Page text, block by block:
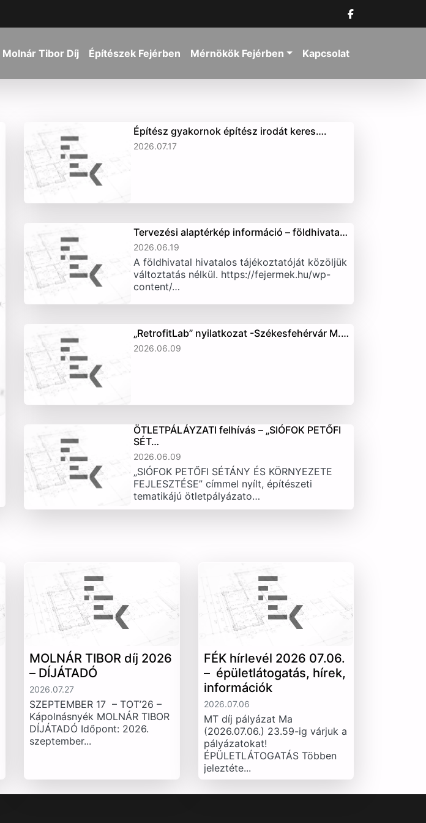
Molnár Tibor Díj Építészek Fejérben Mérnökök Fejérben Kapcsolat
Építész gyakornok építész irodát keres….
2026.07.17
Tervezési alaptérkép információ – földhivata…
2026.06.19
A földhivatal hivatalos tájékoztatóját közöljük
változtatás nélkül. https://fejermek.hu/wp-
content/…
„RetrofitLab” nyilatkozat -Székesfehérvár M.…
2026.06.09
ÖTLETPÁLÁYZATI felhívás – „SIÓFOK PETŐFI
SÉT…
2026.06.09
„SIÓFOK PETŐFI SÉTÁNY ÉS KÖRNYEZETE
FEJLESZTÉSE” címmel nyílt, építészeti
tematikájú ötletpályázato…
MOLNÁR TIBOR díj 2026
– DÍJÁTADÓ
2026.07.27
SZEPTEMBER 17 – TOT’26 –
Kápolnásnyék MOLNÁR TIBOR
DÍJÁTADÓ Időpont: 2026.
szeptember...
FÉK hírlevél 2026 07.06.
– épületlátogatás, hírek,
információk
2026.07.06
MT díj pályázat Ma
(2026.07.06.) 23.59-ig várjuk a
pályázatokat!
ÉPÜLETLÁTOGATÁS Többen
jeleztéte...